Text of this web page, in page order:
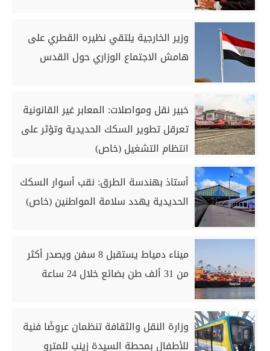
وزير الخارجية يلتقي نظيره القطري على
هامش الاجتماع الوزاري حول القدس
خبير نقل ومواصلات: المعابر غير القانونية
تعرقل تطوير السكك الحديدية وتؤثر على
انتظام التشغيل (خاص)
أستاذ بهندسة الطرق: نقب أسوار السكك
الحديدية يهدد سلامة المواطنين (خاص)
ميناء دمياط يستقبل 8 سفن ويصدر أكثر
من 31 ألف طن بضائع خلال 24 ساعة
وزارة النقل والثقافة تنظمان عروضًا فنية
للأطفال بمحطة السيدة زينب للمترو